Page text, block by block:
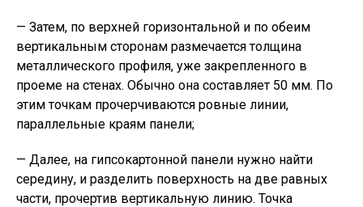
— Затем, по верхней горизонтальной и по обеим
вертикальным сторонам размечается толщина
металлического профиля, уже закрепленного в
проеме на стенах. Обычно она составляет 50 мм. По
этим точкам прочерчиваются ровные линии,
параллельные краям панели;
— Далее, на гипсокартонной панели нужно найти
середину, и разделить поверхность на две равных
части, прочертив вертикальную линию. Точка